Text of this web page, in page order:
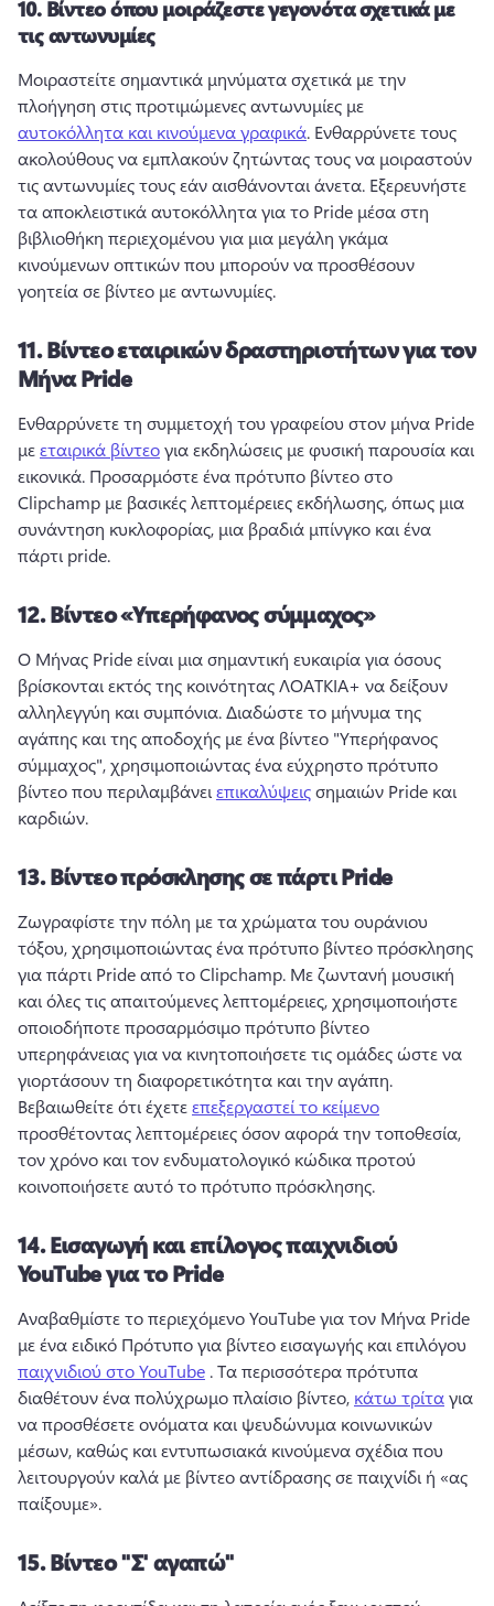
10. Βίντεο όπου μοιράζεστε γεγονότα σχετικά με
τις αντωνυμίες
Μοιραστείτε σημαντικά μηνύματα σχετικά με την
πλοήγηση στις προτιμώμενες αντωνυμίες με
αυτοκόλλητα και κινούμενα γραφικά. Ενθαρρύνετε τους
ακολούθους να εμπλακούν ζητώντας τους να μοιραστούν
τις αντωνυμίες τους εάν αισθάνονται άνετα. Εξερευνήστε
τα αποκλειστικά αυτοκόλλητα για το Pride μέσα στη
βιβλιοθήκη περιεχομένου για μια μεγάλη γκάμα
κινούμενων οπτικών που μπορούν να προσθέσουν
γοητεία σε βίντεο με αντωνυμίες.
11.Βίντεο εταιρικών δραστηριοτήτων για τον
Μήνα Pride
Ενθαρρύνετε τη συμμετοχή του γραφείου στον μήνα Pride
με εταιρικά βίντεο για εκδηλώσεις με φυσική παρουσία και
εικονικά. Προσαρμόστε ένα πρότυπο βίντεο στο
Clipchamp με βασικές λεπτομέρειες εκδήλωσης, όπως μια
συνάντηση κυκλοφορίας, μια βραδιά μπίνγκο και ένα
πάρτι pride.
12.Βίντεο «Υπερήφανος σύμμαχος»
Ο Μήνας Pride είναι μια σημαντική ευκαιρία για όσους
βρίσκονται εκτός της κοινότητας ΛΟΑΤΚΙΑ+ να δείξουν
αλληλεγγύη και συμπόνια. Διαδώστε το μήνυμα της
αγάπης και της αποδοχής με ένα βίντεο "Υπερήφανος
σύμμαχος", χρησιμοποιώντας ένα εύχρηστο πρότυπο
βίντεο που περιλαμβάνει επικαλύψεις σημαιών Pride και
καρδιών.
13.Βίντεο πρόσκλησης σε πάρτι Pride
Ζωγραφίστε την πόλη με τα χρώματα του ουράνιου
τόξου, χρησιμοποιώντας ένα πρότυπο βίντεο πρόσκλησης
για πάρτι Pride από το Clipchamp. Με ζωντανή μουσική
και όλες τις απαιτούμενες λεπτομέρειες, χρησιμοποιήστε
οποιοδήποτε προσαρμόσιμο πρότυπο βίντεο
υπερηφάνειας για να κινητοποιήσετε τις ομάδες ώστε να
Βεβαιωθείτε ότι έχετε επεξεργαστεί το κείμενο
προσθέτοντας λεπτομέρειες όσον αφορά την τοποθεσία,
τον χρόνο και τον ενδυματολογικό κώδικα προτού
κοινοποιήσετε αυτό το πρότυπο πρόσκλησης.
14.Εισαγωγή και επίλογος παιχνιδιού
YouTube για το Pride
Αναβαθμίστε το περιεχόμενο YouTube για τον Μήνα Pride
με ένα ειδικό Πρότυπο για βίντεο εισαγωγής και επιλόγου
παιχνιδιού στο YouTube . Τα περισσότερα πρότυπα
διαθέτουν ένα πολύχρωμο πλαίσιο βίντεο, κάτω τρίτα για
να προσθέσετε ονόματα και ψευδώνυμα κοινωνικών
μέσων, καθώς και εντυπωσιακά κινούμενα σχέδια που
λειτουργούν καλά με βίντεο αντίδρασης σε παιχνίδι ή «ας
παίξουμε».
15.Βίντεο "Σ' αγαπώ"